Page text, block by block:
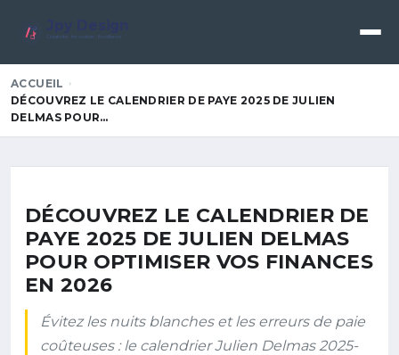
Créativité • Innovation • Excellence
ACCUEIL
DÉCOUVREZ LE CALENDRIER DE PAYE 2025 DE JULIEN
DELMAS POUR…
DÉCOUVREZ LE CALENDRIER DE
PAYE 2025 DE JULIEN DELMAS
POUR OPTIMISER VOS FINANCES
EN 2026
Évitez les nuits blanches et les erreurs de paie
coûteuses : le calendrier Julien Delmas 2025-